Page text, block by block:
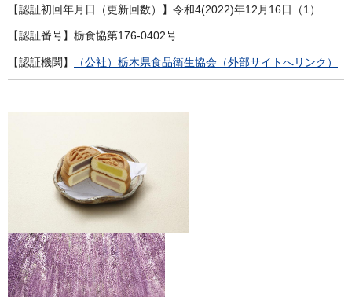
【認証初回年月日（更新回数）】令和4(2022)年12月16日（1）
【認証番号】栃食協第176-0402号
【認証機関】 （公社）栃木県食品衛生協会（外部サイトへリンク）